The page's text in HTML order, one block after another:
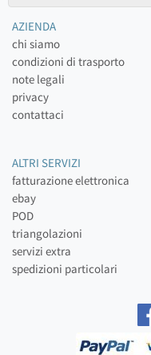
AZIENDA
chi siamo
condizioni di trasporto
note legali
privacy
contattaci
ALTRI SERVIZI
fatturazione elettronica
ebay
POD
triangolazioni
servizi extra
spedizioni particolari